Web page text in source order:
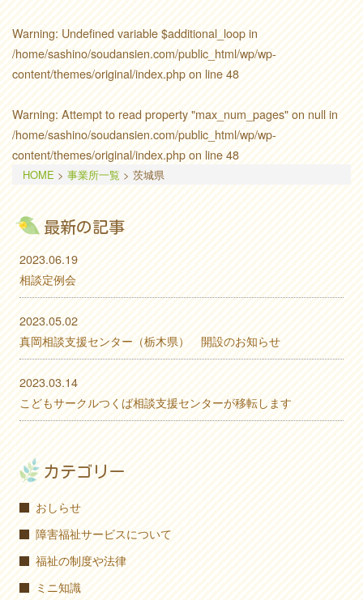
Warning: Undefined variable $additional_loop in
/home/sashino/soudansien.com/public_html/wp/wp-
content/themes/original/index.phpon line48
Warning: Attempt to read property "max_num_pages" on null in
/home/sashino/soudansien.com/public_html/wp/wp-
content/themes/original/index.phpon line48
HOME > 事業所一覧 > 茨城県
最新の記事
2023.06.19
相談定例会
2023.05.02
真岡相談支援センター（栃木県） 開設のお知らせ
2023.03.14
こどもサークルつくば相談支援センターが移転します
カテゴリー
おしらせ
障害福祉サービスについて
福祉の制度や法律
ミニ知識